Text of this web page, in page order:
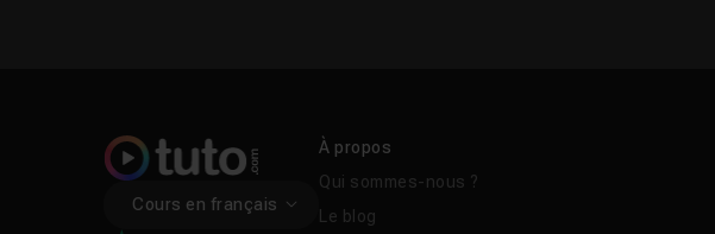
Cours en français
À propos
Qui sommes-nous ?
Le blog